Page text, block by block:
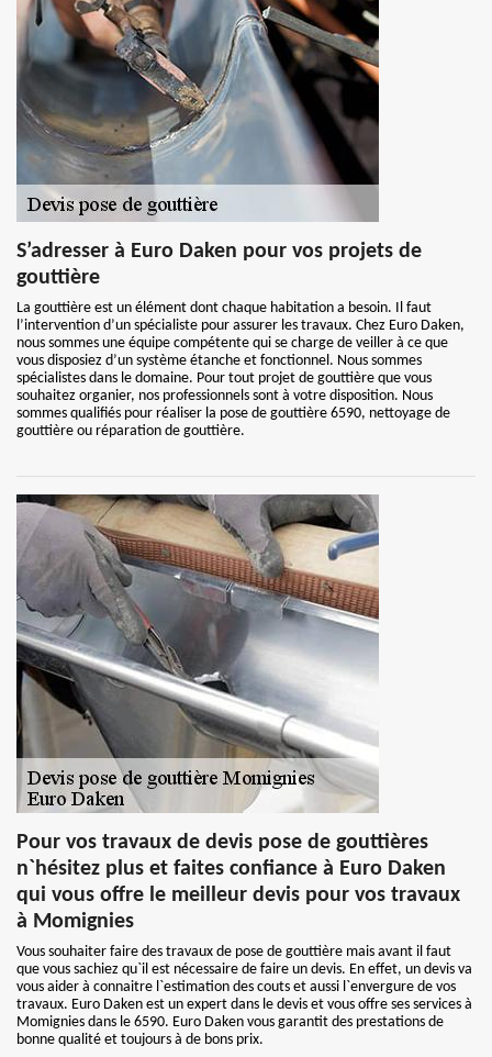
S’adresser à Euro Daken pour vos projets de
gouttière
La gouttière est un élément dont chaque habitation a besoin. Il faut
l’intervention d’un spécialiste pour assurer les travaux. Chez Euro Daken,
nous sommes une équipe compétente qui se charge de veiller à ce que
vous disposiez d’un système étanche et fonctionnel. Nous sommes
spécialistes dans le domaine. Pour tout projet de gouttière que vous
souhaitez organier, nos professionnels sont à votre disposition. Nous
sommes qualifiés pour réaliser la pose de gouttière 6590, nettoyage de
gouttière ou réparation de gouttière.
Pour vos travaux de devis pose de gouttières
n`hésitez plus et faites confiance à Euro Daken
qui vous offre le meilleur devis pour vos travaux
à Momignies
Vous souhaiter faire des travaux de pose de gouttière mais avant il faut
que vous sachiez qu`il est nécessaire de faire un devis. En effet, un devis va
vous aider à connaitre l`estimation des couts et aussi l`envergure de vos
travaux. Euro Daken est un expert dans le devis et vous offre ses services à
Momignies dans le 6590. Euro Daken vous garantit des prestations de
bonne qualité et toujours à de bons prix.